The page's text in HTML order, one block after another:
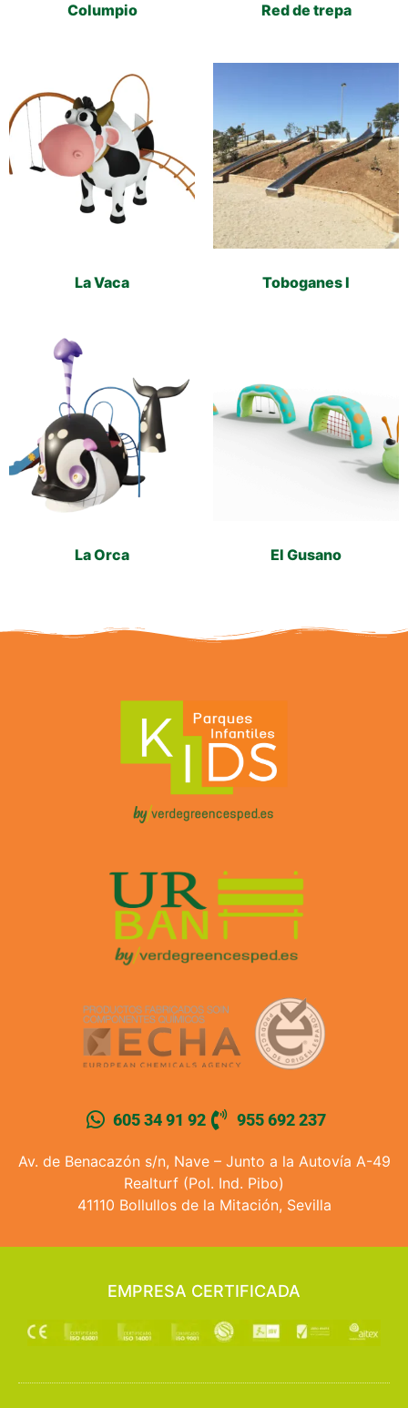
Columpio Red de trepa
La Vaca Toboganes I
La Orca El Gusano
605 34 91 92 955 692 237
Av. de Benacazón s/n, Nave – Junto a la Autovía A-49
Realturf (Pol. Ind. Pibo)
41110 Bollullos de la Mitación, Sevilla
EMPRESA CERTIFICADA